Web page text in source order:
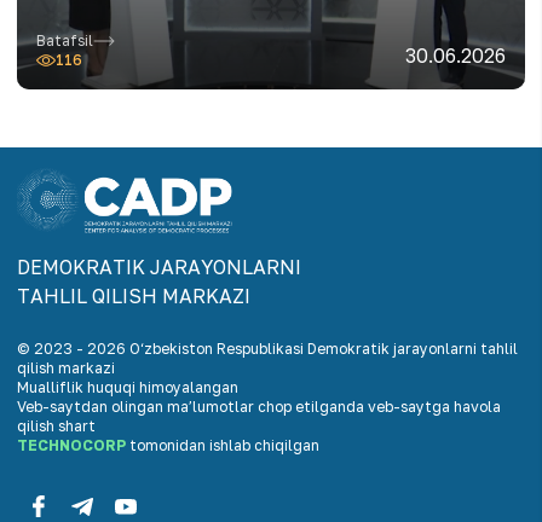
Batafsil
116
30.06.2026
DEMOKRАTIK JАRАYONLАRNI
TАHLIL QILISH MАRKАZI
© 2023 - 2026 O‘zbekiston Respublikasi Demokratik jarayonlarni tahlil
qilish markazi
Mualliflik huquqi himoyalangan
Veb-saytdan olingan maʼlumotlar chop etilganda veb-saytga havola
qilish shart
TECHNOCORP tomonidan ishlab chiqilgan